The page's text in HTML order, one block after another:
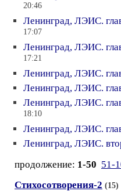
20:46
Ленинград, ЛЭИС.
17:07
Ленинград, ЛЭИС.
17:21
Ленинград, ЛЭИС.
Ленинград, ЛЭИС.
Ленинград, ЛЭИС.
18:10
Ленинград, ЛЭИС.
Ленинград, ЛЭИС.
продолжение: 1-50 51-
Стихосотворения-2 (15)